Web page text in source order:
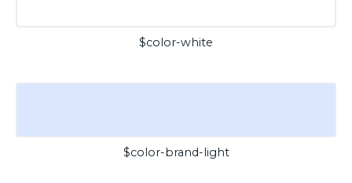
$color-white
$color-brand-light